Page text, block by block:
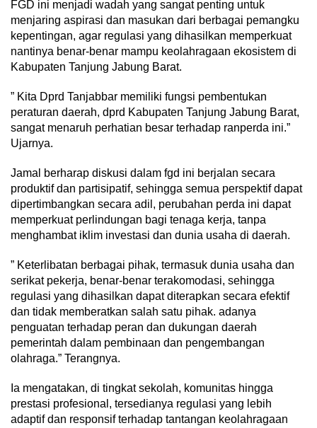
FGD ini menjadi wadah yang sangat penting untuk
menjaring aspirasi dan masukan dari berbagai pemangku
kepentingan, agar regulasi yang dihasilkan memperkuat
nantinya benar-benar mampu keolahragaan ekosistem di
Kabupaten Tanjung Jabung Barat.
” Kita Dprd Tanjabbar memiliki fungsi pembentukan
peraturan daerah, dprd Kabupaten Tanjung Jabung Barat,
sangat menaruh perhatian besar terhadap ranperda ini.”
Ujarnya.
Jamal berharap diskusi dalam fgd ini berjalan secara
produktif dan partisipatif, sehingga semua perspektif dapat
dipertimbangkan secara adil, perubahan perda ini dapat
memperkuat perlindungan bagi tenaga kerja, tanpa
menghambat iklim investasi dan dunia usaha di daerah.
” Keterlibatan berbagai pihak, termasuk dunia usaha dan
serikat pekerja, benar-benar terakomodasi, sehingga
regulasi yang dihasilkan dapat diterapkan secara efektif
dan tidak memberatkan salah satu pihak. adanya
penguatan terhadap peran dan dukungan daerah
pemerintаh dalam pembinaan dan pengembangan
olahraga.” Terangnya.
Ia mengatakan, di tingkat sekolah, komunitas hingga
prestasi profesional, tersedianya regulasi yang lebih
adaptif dan responsif terhadap tantangan keolahragaan